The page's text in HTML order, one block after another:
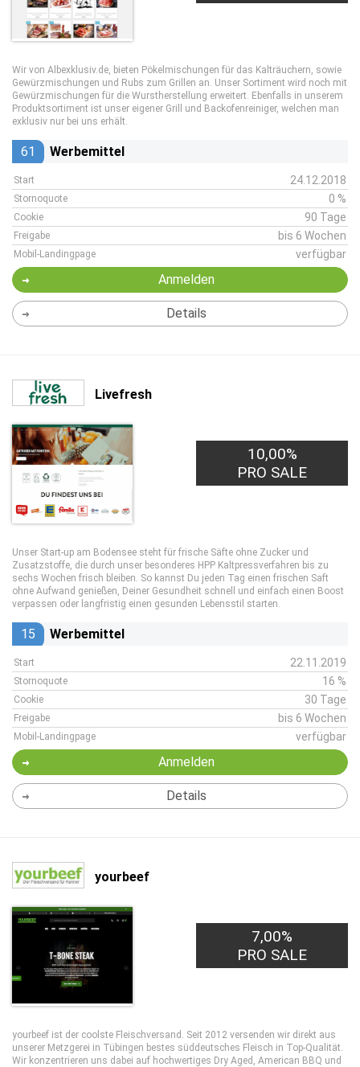
Wir von Albexklusiv.de, bieten Pökelmischungen für das Kalträuchern, sowie
Gewürzmischungen und Rubs zum Grillen an. Unser Sortiment wird noch mit
Gewürzmischungen für die Wurstherstellung erweitert. Ebenfalls in unserem
Produktsortiment ist unser eigener Grill und Backofenreiniger, welchen man
exklusiv nur bei uns erhält.
61 Werbemittel
Start 24.12.2018
Stornoquote 0 %
Cookie 90 Tage
Freigabe bis 6 Wochen
Mobil-Landingpage verfügbar
Anmelden
Details
Livefresh
10,00%
PRO SALE
Unser Start-up am Bodensee steht für frische Säfte ohne Zucker und
Zusatzstoffe, die durch unser besonderes HPP Kaltpressverfahren bis zu
sechs Wochen frisch bleiben. So kannst Du jeden Tag einen frischen Saft
ohne Aufwand genießen, Deiner Gesundheit schnell und einfach einen Boost
verpassen oder langfristig einen gesunden Lebensstil starten.
15 Werbemittel
Start 22.11.2019
Stornoquote 16 %
Cookie 30 Tage
Freigabe bis 6 Wochen
Mobil-Landingpage verfügbar
Anmelden
Details
yourbeef
7,00%
PRO SALE
yourbeef ist der coolste Fleischversand. Seit 2012 versenden wir direkt aus
unserer Metzgerei in Tübingen bestes süddeutsches Fleisch in Top-Qualität.
Wir konzentrieren uns dabei auf hochwertiges Dry Aged, American BBQ und